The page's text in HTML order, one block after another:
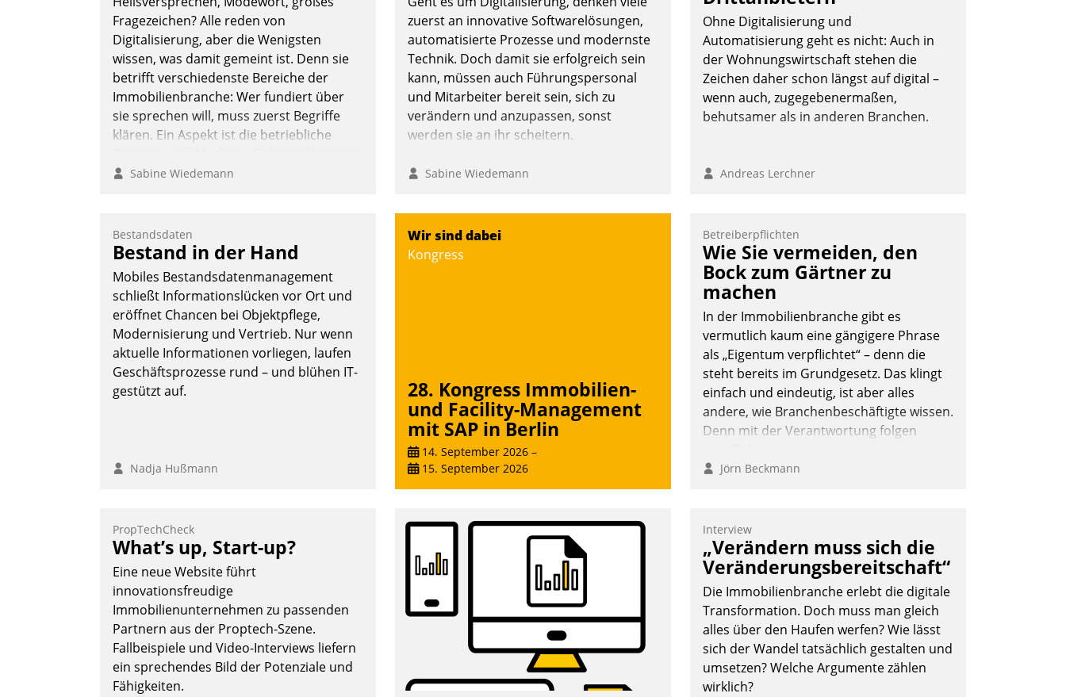
Nadja Hußmann Nadja Hußmann
Fragezeichen? Alle reden von
Digitalisierung, aber die Wenigsten
wissen, was damit gemeint ist. Denn sie
betrifft verschiedenste Bereiche der
Immobilienbranche: Wer fundiert über
sie sprechen will, muss zuerst Begriffe
klären. Ein Aspekt ist die betriebliche
ermöglichen große Einsparungen durch
Allein mit der Einführung einer neuen
Software ist es nicht getan. Die
Digitalisierung erfordert von
Unternehmen die Bereitschaft, sich zu
überprüfen, zu hinterfragen und zu
verändern.
Sabine Wiedemann
zuerst an innovative Softwarelösungen,
automatisierte Prozesse und modernste
Technik. Doch damit sie erfolgreich sein
kann, müssen auch Führungspersonal
und Mitarbeiter bereit sein, sich zu
verändern und anzupassen, sonst
werden sie an ihr scheitern.
Sabine Wiedemann
Ohne Digitalisierung und
Automatisierung geht es nicht: Auch in
der Wohnungswirtschaft stehen die
Zeichen daher schon längst auf digital –
wenn auch, zugegebenermaßen,
behutsamer als in anderen Branchen.
Andreas Lerchner
Bestandsdaten
Bestand in der Hand
Mobiles Bestandsdatenmanagement
schließt Informationslücken vor Ort und
eröffnet Chancen bei Objektpflege,
Modernisierung und Vertrieb. Nur wenn
aktuelle Informationen vorliegen, laufen
Geschäftsprozesse rund – und blühen IT-
gestützt auf.
Nadja Hußmann
Wir sind dabei
Kongress
28. Kongress Immobilien-
und Facility-Management
mit SAP in Berlin
14. September 2026 –
15. September 2026
Betreiberpflichten
Wie Sie vermeiden, den
Bock zum Gärtner zu
machen
In der Immobilienbranche gibt es
vermutlich kaum eine gängigere Phrase
als „Eigentum verpflichtet“ – denn die
steht bereits im Grundgesetz. Das klingt
einfach und eindeutig, ist aber alles
andere, wie Branchenbeschäftigte wissen.
Denn mit der Verantwortung folgen
Jörn Beckmann
PropTechCheck
What’s up, Start-up?
Eine neue Website führt
innovationsfreudige
Immobilienunternehmen zu passenden
Partnern aus der Proptech-Szene.
Fallbeispiele und Video-Interviews liefern
ein sprechendes Bild der Potenziale und
Fähigkeiten.
Interview
„Verändern muss sich die
Veränderungsbereitschaft“
Die Immobilienbranche erlebt die digitale
Transformation. Doch muss man gleich
alles über den Haufen werfen? Wie lässt
sich der Wandel tatsächlich gestalten und
umsetzen? Welche Argumente zählen
wirklich?